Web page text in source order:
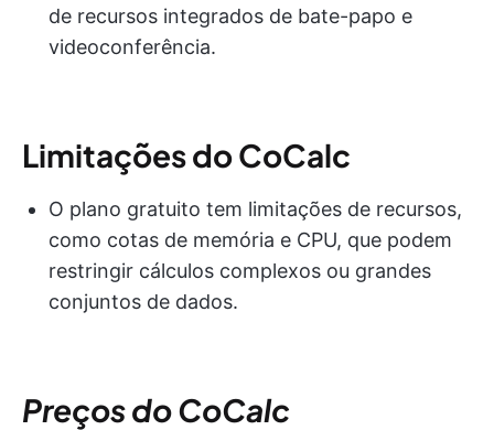
de recursos integrados de bate-papo e
videoconferência.
Limitações do CoCalc
O plano gratuito tem limitações de recursos,
como cotas de memória e CPU, que podem
restringir cálculos complexos ou grandes
conjuntos de dados.
Preços do CoCalc